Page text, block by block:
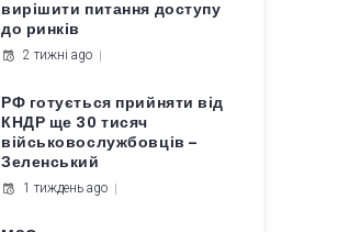
вирішити питання доступу
до ринків
2 тижні ago
РФ готується прийняти від
КНДР ще 30 тисяч
військовослужбовців –
Зеленський
1 тиждень ago